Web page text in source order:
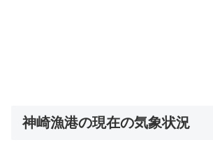
神崎漁港の現在の気象状況